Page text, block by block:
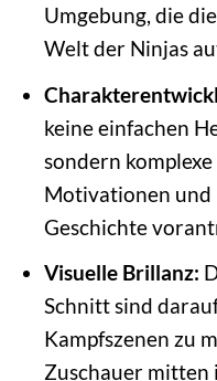
Umgebung, die
Welt der Ninjas
keine einfachen
sondern
Motivationen
Geschichte
Visuelle Brillanz:
Schnitt sind
Kampfszenen zu
Zuschauer mitten